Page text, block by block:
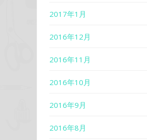
2017年1月
2016年12月
2016年11月
2016年10月
2016年9月
2016年8月